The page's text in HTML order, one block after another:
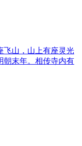
飞山，山上有座灵光
朝末年。相传寺内有